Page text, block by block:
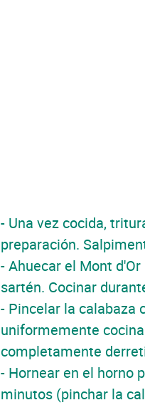
- Una vez cocida,
preparación.
- Ahuecar el Mont
sartén. Cocinar
- Pincelar la calabaza
uniformemente
completamente
- Hornear en el horno
minutos (pinchar la